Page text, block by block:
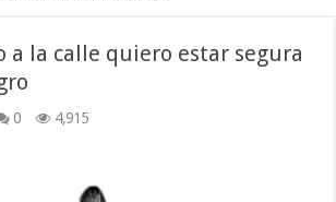
a la calle quiero estar segura
0 4,915